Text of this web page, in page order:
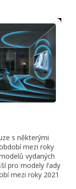
s některými
mezi roky
vydaných
pro modely řady
mezi roky 2021